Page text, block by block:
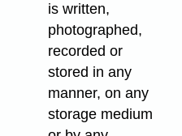
is written,
photographed,
recorded or
stored in any
manner, on any
storage medium